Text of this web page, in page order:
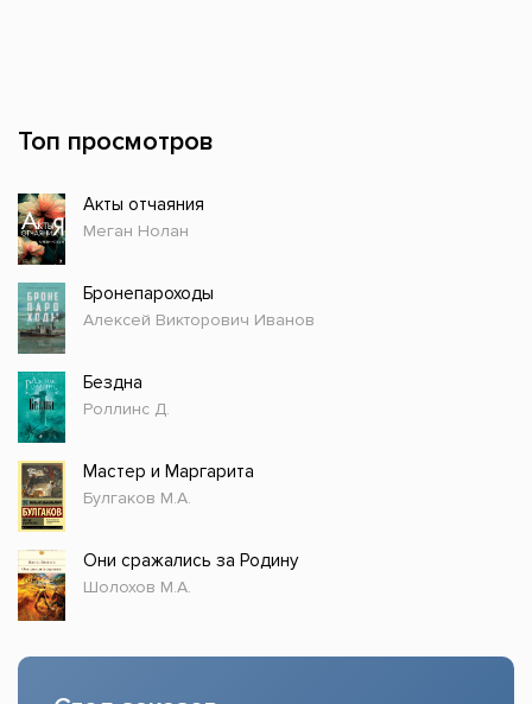
Топ просмотров
Акты отчаяния
Меган Нолан
Бронепароходы
Алексей Викторович Иванов
Бездна
Роллинс Д.
Мастер и Маргарита
Булгаков М.А.
Они сражались за Родину
Шолохов М.А.